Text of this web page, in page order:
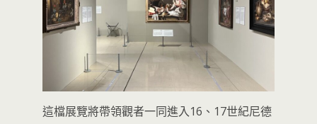
這檔展覽將帶領觀者一同進入16、17世紀尼德